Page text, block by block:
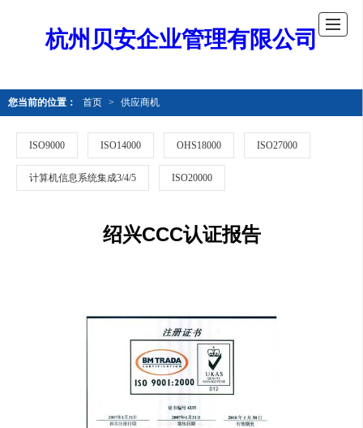
杭州贝安企业管理有限公司
您当前的位置： 首页 > 供应商机
ISO9000 ISO14000 OHS18000 ISO27000
计算机信息系统集成3/4/5 ISO20000
绍兴CCC认证报告